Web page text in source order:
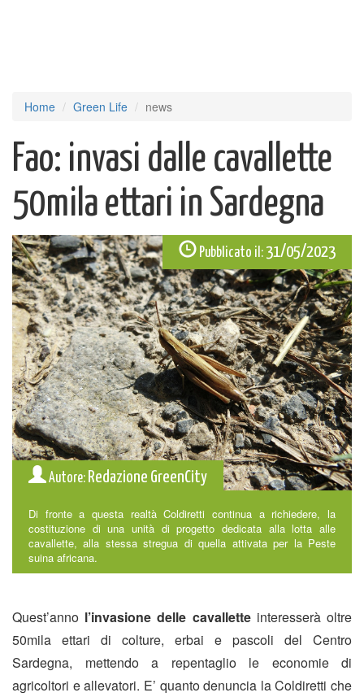
Home Green Life news
Fao: invasi dalle cavallette
50mila ettari in Sardegna
Pubblicato il: 31/05/2023
Autore: Redazione GreenCity
Di fronte a questa realtà Coldiretti continua a richiedere, la
costituzione di una unità di progetto dedicata alla lotta alle
cavallette, alla stessa stregua di quella attivata per la Peste
suina africana.
Quest’anno l’invasione delle cavalletteinteresserà oltre
50mila ettari di colture, erbai e pascoli del Centro
Sardegna, mettendo a repentaglio le economie di
agricoltori e allevatori. E’ quanto denuncia la Coldiretti che